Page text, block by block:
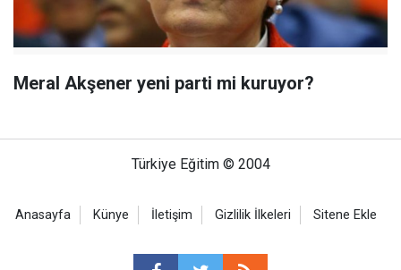
Meral Akşener yeni parti mi kuruyor?
Türkiye Eğitim © 2004
Anasayfa Künye İletişim Gizlilik İlkeleri Sitene Ekle